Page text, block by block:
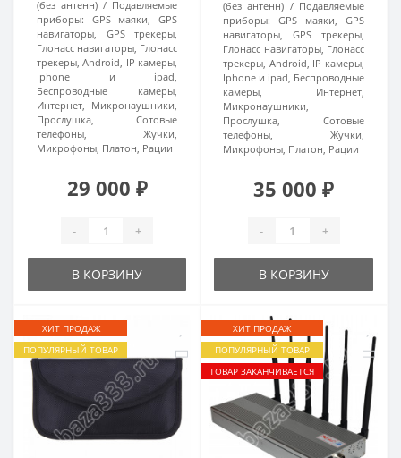
(без антенн)
Подавляемые
приборы:
GPS маяки, GPS
навигаторы, GPS трекеры,
Глонасс навигаторы, Глонасс
трекеры, Android, IP камеры,
Iphone и ipad,
Беспроводные камеры,
Интернет, Микронаушники,
Прослушка, Сотовые
телефоны, Жучки,
Микрофоны, Платон, Рации
29 000 ₽
- +
В КОРЗИНУ
(без антенн)
Подавляемые
приборы:
GPS маяки, GPS
навигаторы, GPS трекеры,
Глонасс навигаторы, Глонасс
трекеры, Android, IP камеры,
Iphone и ipad, Беспроводные
камеры, Интернет,
Микронаушники,
Прослушка, Сотовые
телефоны, Жучки,
Микрофоны, Платон, Рации
35 000 ₽
- +
В КОРЗИНУ
ХИТ ПРОДАЖ
ПОПУЛЯРНЫЙ ТОВАР
ХИТ ПРОДАЖ
ПОПУЛЯРНЫЙ ТОВАР
ТОВАР ЗАКАНЧИВАЕТСЯ